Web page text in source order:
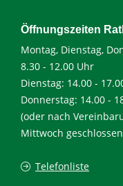
Öffnungszeiten
Montag, Dienstag,
8.30 - 12.00 Uhr
Dienstag: 14.00 -
Donnerstag: 14.00 -
(oder nach
Mittwoch geschlossen
Telefonliste